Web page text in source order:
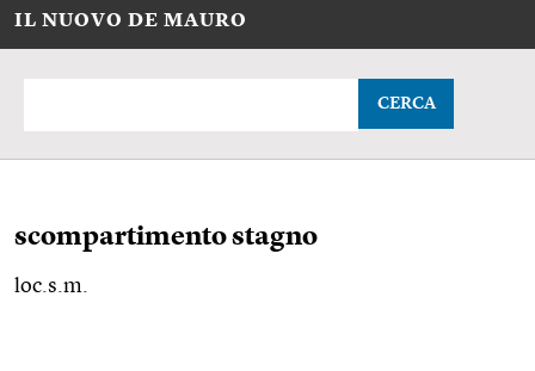
IL NUOVO DE MAURO
CERCA
scompartimento stagno
loc.s.m.